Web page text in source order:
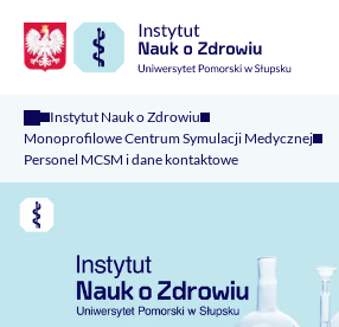
Instytut Nauk o Zdrowiu
Monoprofilowe Centrum Symulacji Medycznej
Personel MCSM i dane kontaktowe